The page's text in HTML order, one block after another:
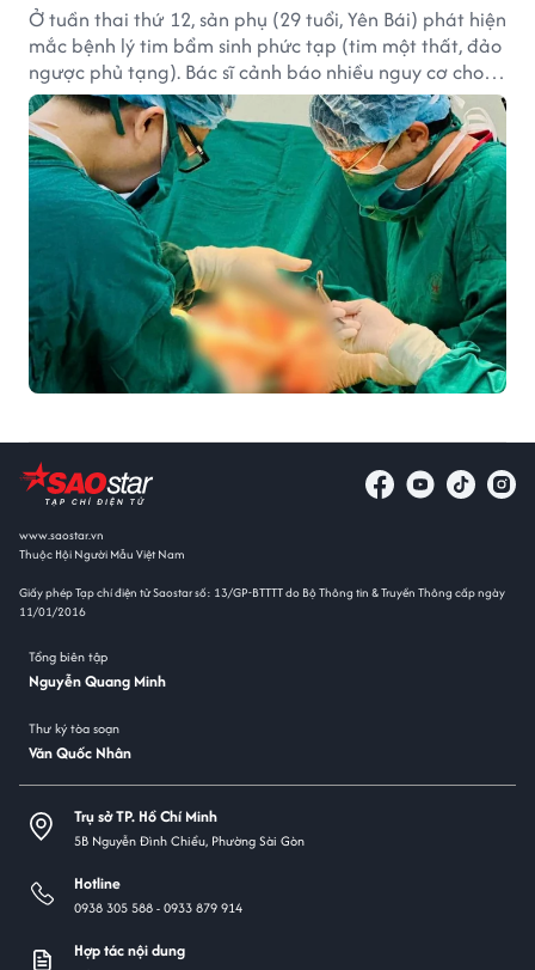
Ở tuần thai thứ 12, sản phụ (29 tuổi, Yên Bái) phát hiện
mắc bệnh lý tim bẩm sinh phức tạp (tim một thất, đảo
ngược phủ tạng). Bác sĩ cảnh báo nhiều nguy cơ cho
mẹ, chị vẫn quyết giữ thai.
www.saostar.vn
Thuộc Hội Người Mẫu Việt Nam
Giấy phép Tạp chí điện tử Saostar số: 13/GP-BTTTT do Bộ Thông tin & Truyền Thông cấp ngày
11/01/2016
Tổng biên tập
Nguyễn Quang Minh
Thư ký tòa soạn
Văn Quốc Nhân
Trụ sở TP. Hồ Chí Minh
5B Nguyễn Đình Chiểu, Phường Sài Gòn
Hotline
0938 305 588 -0933 879 914
Hợp tác nội dung